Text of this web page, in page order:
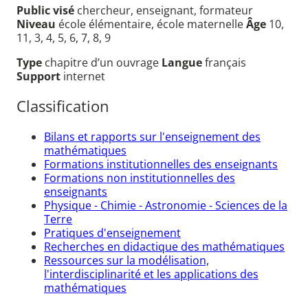
Public visé chercheur, enseignant, formateur
Niveau école élémentaire, école maternelleÂge 10,
11, 3, 4, 5, 6, 7, 8, 9
Type chapitre d’un ouvrage Languefrançais
Support internet
Classification
Bilans et rapports sur l'enseignement des
mathématiques
Formations institutionnelles des enseignants
Formations non institutionnelles des
enseignants
Physique - Chimie - Astronomie - Sciences de la
Terre
Pratiques d'enseignement
Recherches en didactique des mathématiques
Ressources sur la modélisation,
l'interdisciplinarité et les applications des
mathématiques